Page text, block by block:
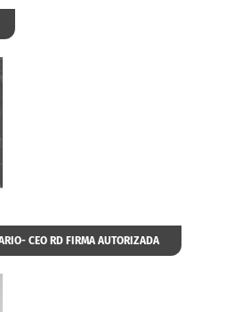
CEO RD FIRMA AUTORIZADA